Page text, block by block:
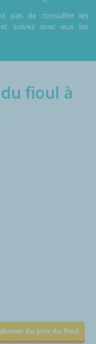
pas de consulter les
suivez avec eux les
fioul à
du prix du fioul